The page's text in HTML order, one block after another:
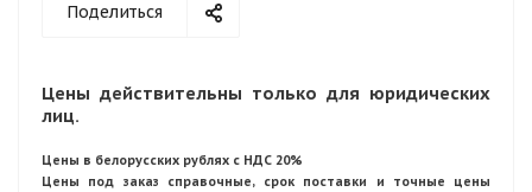
Поделиться
Цены действительны только для юридических
лиц.
Цены в белорусских рублях с НДС 20%
Цены под заказ справочные, срок поставки и точные цены